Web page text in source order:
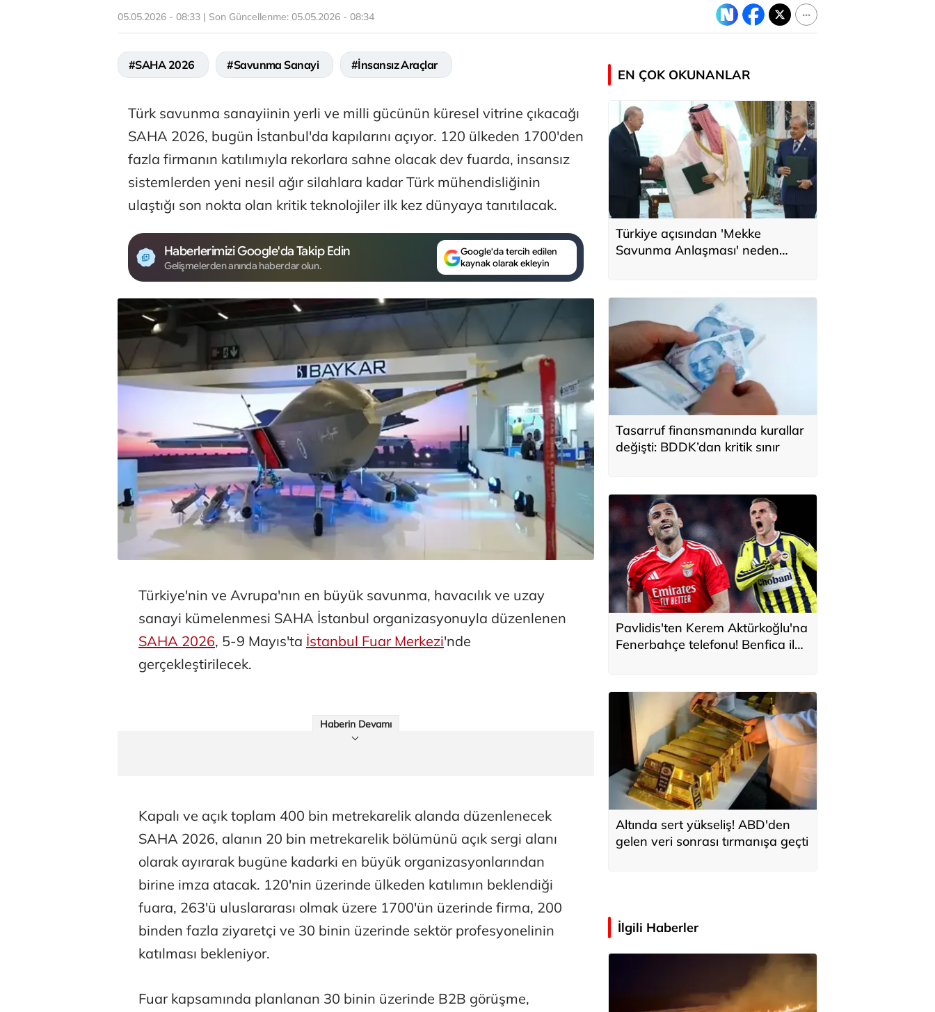
05.05.2026 - 08:33 | Son Güncellenme: 05.05.2026 - 08:34
#SAHA 2026 #Savunma Sanayi #İnsansız Araçlar
Türk savunma sanayiinin yerli ve milli gücünün küresel vitrine çıkacağı
SAHA 2026, bugün İstanbul'da kapılarını açıyor. 120 ülkeden 1700'den
fazla firmanın katılımıyla rekorlara sahne olacak dev fuarda, insansız
sistemlerden yeni nesil ağır silahlara kadar Türk mühendisliğinin
ulaştığı son nokta olan kritik teknolojiler ilk kez dünyaya tanıtılacak.
Haberlerimizi Google'da Takip Edin
Gelişmelerden anında haberdar olun.
Google'da tercih edilen
kaynak olarak ekleyin
Türkiye'nin ve Avrupa'nın en büyük savunma, havacılık ve uzay
sanayi kümelenmesi SAHA İstanbul organizasyonuyla düzenlenen
SAHA 2026, 5-9 Mayıs'ta İstanbul Fuar Merkezi'nde
gerçekleştirilecek.
Haberin Devamı
Kapalı ve açık toplam 400 bin metrekarelik alanda düzenlenecek
SAHA 2026, alanın 20 bin metrekarelik bölümünü açık sergi alanı
olarak ayırarak bugüne kadarki en büyük organizasyonlarından
birine imza atacak. 120'nin üzerinde ülkeden katılımın beklendiği
fuara, 263'ü uluslararası olmak üzere 1700'ün üzerinde firma, 200
binden fazla ziyaretçi ve 30 binin üzerinde sektör profesyonelinin
katılması bekleniyor.
Fuar kapsamında planlanan 30 binin üzerinde B2B görüşme,
EN ÇOK OKUNANLAR
Türkiye açısından 'Mekke
Savunma Anlaşması' neden
Tasarruf finansmanında kurallar
değişti: BDDK’dan kritik sınır
Pavlidis'ten Kerem Aktürkoğlu'na
Fenerbahçe telefonu! Benfica ile
Altında sert yükseliş! ABD'den
gelen veri sonrası tırmanışa geçti
İlgili Haberler